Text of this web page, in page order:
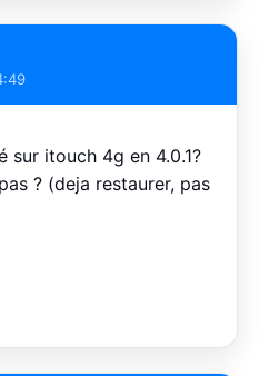
sur itouch 4g en 4.0.1?
? (deja restaurer, pas